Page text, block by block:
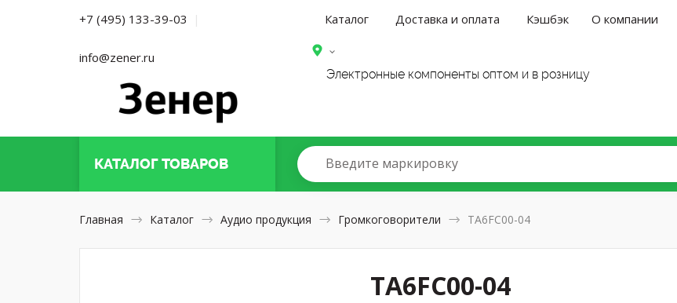
+7 (495) 133-39-03 |
info@zener.ru
Каталог Доставка и оплата Кэшбэк О компании
Электронные компоненты оптом и в розницу
КАТАЛОГТОВАРОВ Введите маркировку
Главная Каталог Аудио продукция Громкоговорители TA6FC00-04
TA6FC00-04